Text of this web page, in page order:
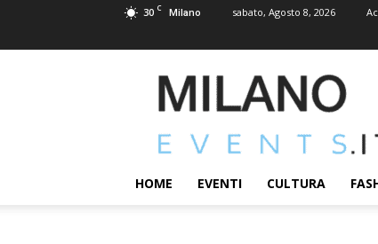
30 C Milano sabato, Agosto 8, 2026
MILANOEVENTS.IT
|
2.0
ed
Eventi
HOME EVENTI CULTURA